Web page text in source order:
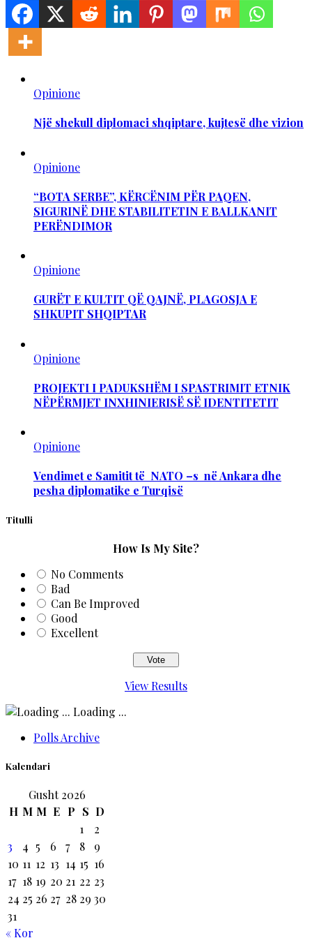
Opinione
Një shekull diplomaci shqiptare, kujtesë dhe vizion
Opinione
“BOTA SERBE”, KËRCËNIM PËR PAQEN,
SIGURINË DHE STABILITETIN E BALLKANIT
PERËNDIMOR
Opinione
GURËT E KULTIT QË QAJNË, PLAGOSJA E
SHKUPIT SHQIPTAR
Opinione
PROJEKTI I PADUKSHËM I SPASTRIMIT ETNIK
NËPËRMJET INXHINIERISË SË IDENTITETIT
Opinione
Vendimet e Samitit të NATO –s në Ankara dhe
pesha diplomatike e Turqisë
Titulli
How Is My Site?
No Comments
Bad
Can Be Improved
Good
Excellent
View Results
Loading ...
Polls Archive
Kalendari
Gusht 2026
H M M E P S D
1
2
3
4 5 6 7 8
9
10 11 12 13 14 15 16
17 18 19 20 21 22 23
24 25 26 27 28 29 30
31
« Kor